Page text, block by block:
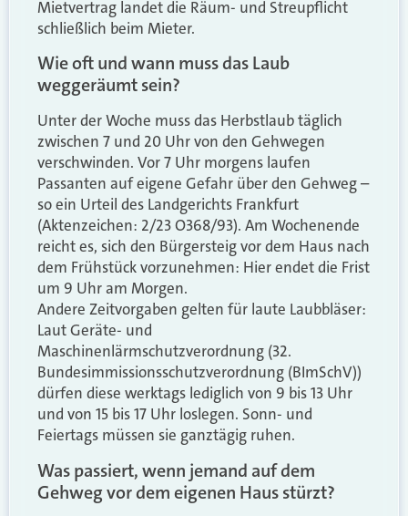
Mietvertrag landet die Räum- und Streupflicht
schließlich beim Mieter.
Wie oft und wann muss das Laub
weggeräumt sein?
Unter der Woche muss das Herbstlaub täglich
zwischen 7 und 20 Uhr von den Gehwegen
verschwinden. Vor 7 Uhr morgens laufen
Passanten auf eigene Gefahr über den Gehweg –
so ein Urteil des Landgerichts Frankfurt
(Aktenzeichen: 2/23 O368/93). Am Wochenende
reicht es, sich den Bürgersteig vor dem Haus nach
dem Frühstück vorzunehmen: Hierendetdie Frist
um 9 Uhr am Morgen.
Andere Zeitvorgaben gelten für laute Laubbläser:
Laut Geräte- und
Maschinenlärmschutzverordnung (32.
Bundesimmissionsschutzverordnung (BImSchV))
dürfen diese werktags lediglich von 9 bis 13 Uhr
und von 15 bis 17 Uhr loslegen. Sonn- und
Feiertags müssen sie ganztägig ruhen.
Was passiert, wenn jemand auf dem
Gehweg vor dem eigenen Haus stürzt?